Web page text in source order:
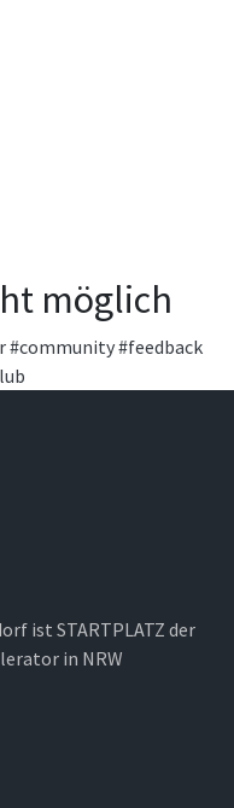
möglich
#community#feedback
ist STARTPLATZ der
in NRW